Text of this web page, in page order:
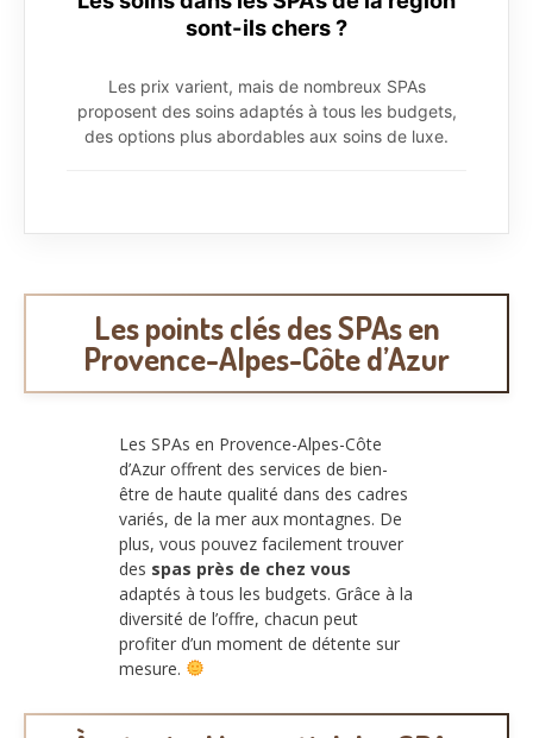
sont-ils chers ?
Les prix varient, mais de nombreux SPAs
proposent des soins adaptés à tous les budgets,
des options plus abordables aux soins de luxe.
Les points clés des SPAs en
Provence-Alpes-Côte d’Azur
Les SPAs en Provence-Alpes-Côte
d’Azur offrent des services de bien-
être de haute qualité dans des cadres
variés, de la mer aux montagnes. De
plus, vous pouvez facilement trouver
des spas près de chez vous
adaptés à tous les budgets. Grâce à la
diversité de l’offre, chacun peut
profiter d’un moment de détente sur
mesure.